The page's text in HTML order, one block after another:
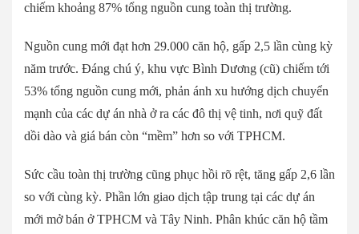
chiếm khoảng 87% tổng nguồn cung toàn thị trường.
Nguồn cung mới đạt hơn 29.000 căn hộ, gấp 2,5 lần cùng kỳ
năm trước. Đáng chú ý, khu vực Bình Dương (cũ) chiếm tới
53% tổng nguồn cung mới, phản ánh xu hướng dịch chuyển
mạnh của các dự án nhà ở ra các đô thị vệ tinh, nơi quỹ đất
dồi dào và giá bán còn “mềm” hơn so với TPHCM.
Sức cầu toàn thị trường cũng phục hồi rõ rệt, tăng gấp 2,6 lần
so với cùng kỳ. Phần lớn giao dịch tập trung tại các dự án
mới mở bán ở TPHCM và Tây Ninh. Phân khúc căn hộ tầm